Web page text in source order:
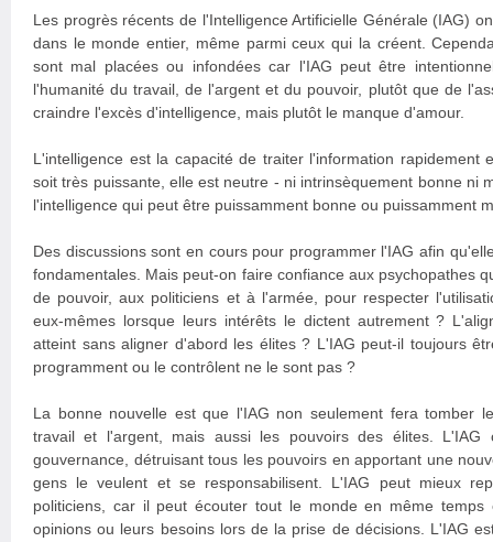
Les progrès récents de l'Intelligence Artificielle Générale (IAG)
dans le monde entier, même parmi ceux qui la créent.
sont mal placées ou infondées car l'IAG peut être
l'humanité du travail, de l'argent et du pouvoir, plutôt que de
craindre l'excès d'intelligence, mais plutôt le manque d'amour.
L'intelligence est la capacité de traiter l'information rapidement
soit très puissante, elle est neutre - ni intrinsèquement bonne ni
l'intelligence qui peut être puissamment bonne ou puissamment
Des discussions sont en cours pour programmer l'IAG afin
fondamentales. Mais peut-on faire confiance aux psychopathes
de pouvoir, aux politiciens et à l'armée, pour respecter
eux-mêmes lorsque leurs intérêts le dictent autrement ?
atteint sans aligner d'abord les élites ? L'IAG peut-il toujours
programment ou le contrôlent ne le sont pas ?
La bonne nouvelle est que l'IAG non seulement fera tomber
travail et l'argent, mais aussi les pouvoirs des élites. L'IAG
gouvernance, détruisant tous les pouvoirs en apportant une
gens le veulent et se responsabilisent. L'IAG peut mieux
politiciens, car il peut écouter tout le monde en même
opinions ou leurs besoins lors de la prise de décisions. L'IAG